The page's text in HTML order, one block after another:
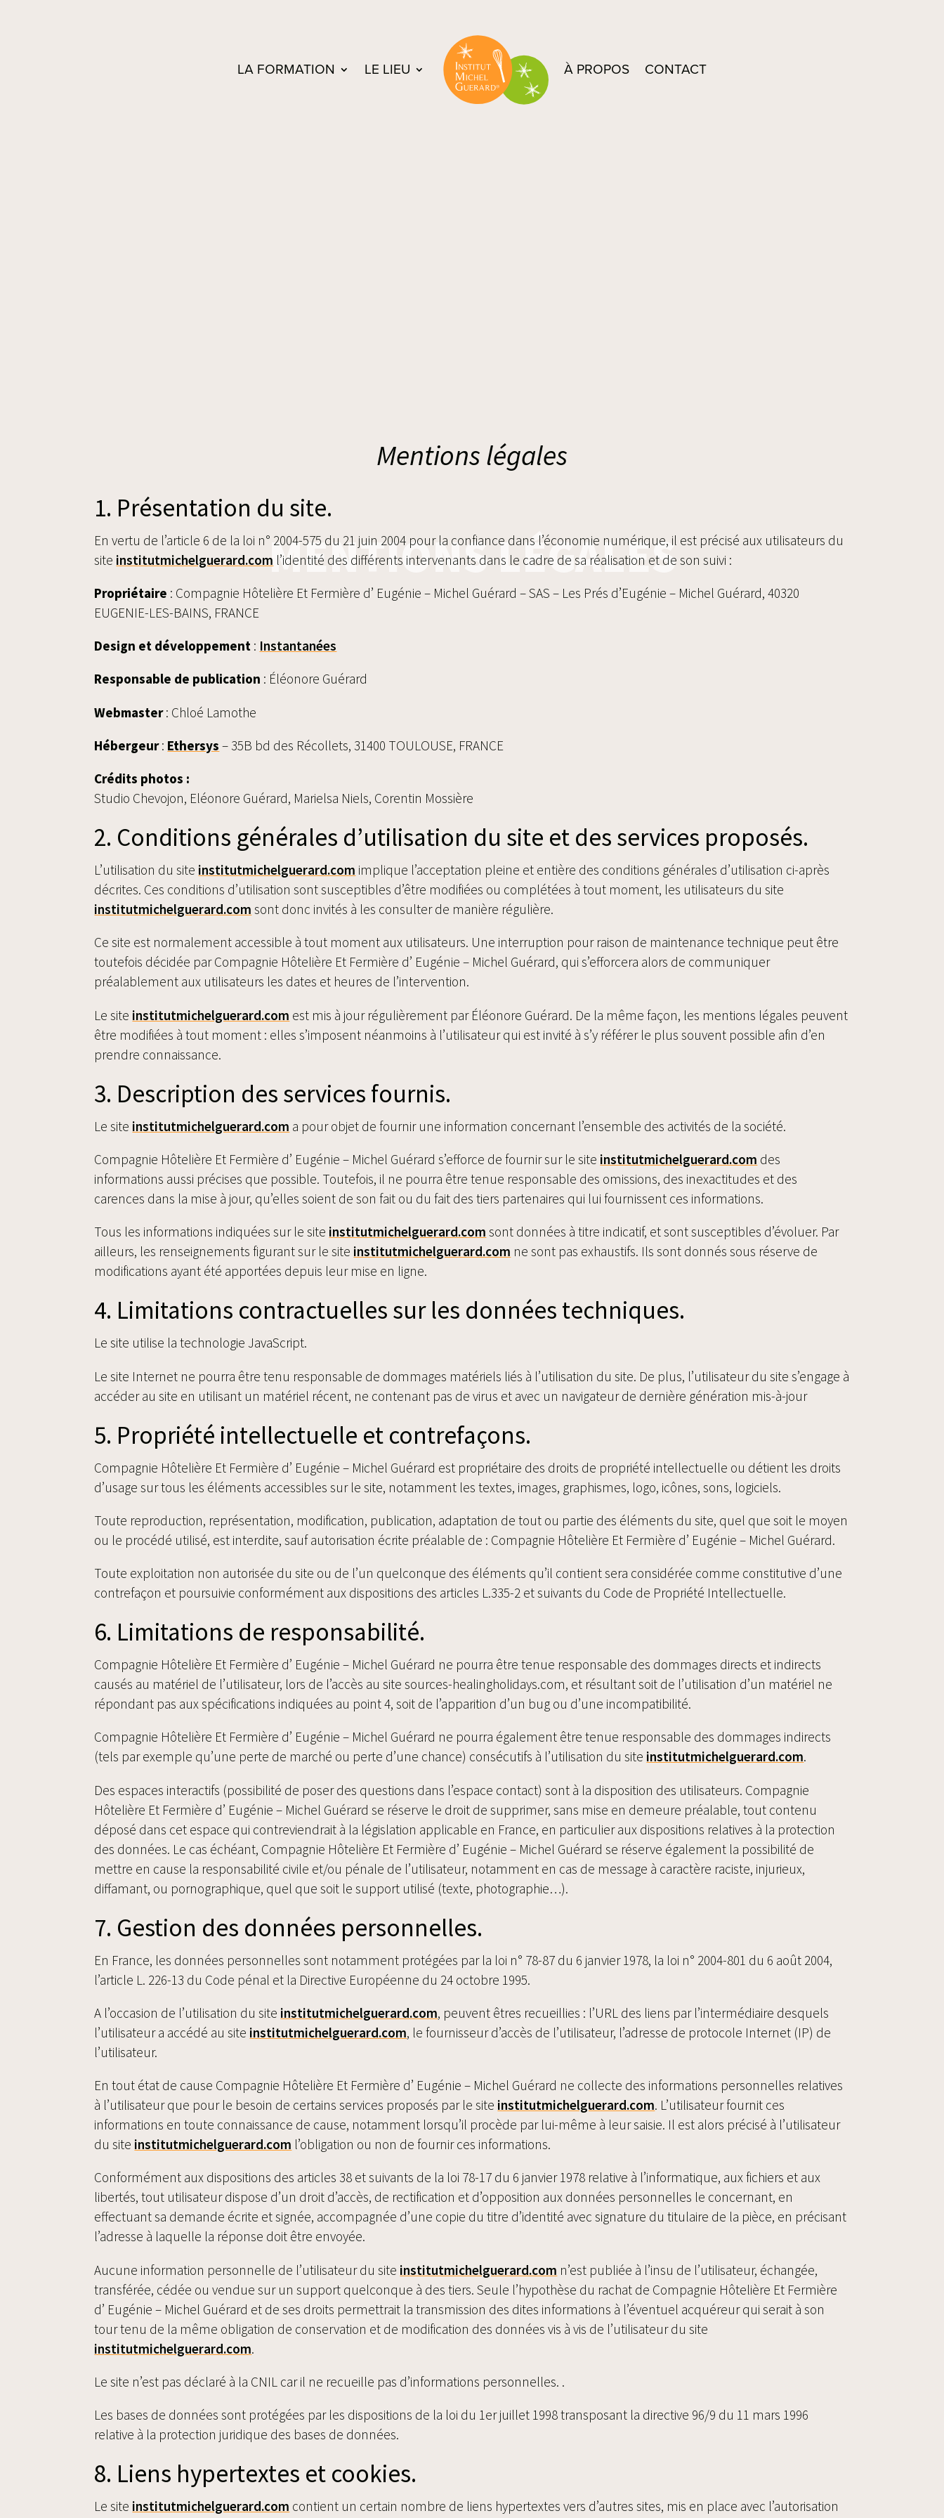
LA FORMATION LE LIEU À PROPOS CONTACT
MENTIONS LÉGALES
Mentions légales
1. Présentation du site.
En vertu de l’article 6 de la loi n° 2004-575 du 21 juin 2004 pour la confiance dans l’économie numérique, il est précisé aux utilisateurs du
site institutmichelguerard.com l’identité des différents intervenants dans le cadre de sa réalisation et de son suivi :
Propriétaire : Compagnie Hôtelière Et Fermière d’ Eugénie – Michel Guérard – SAS – Les Prés d’Eugénie – Michel Guérard, 40320
EUGENIE-LES-BAINS, FRANCE
Design et développement : Instantanées
Responsable de publication : Éléonore Guérard
Webmaster: Chloé Lamothe
Hébergeur: Ethersys – 35B bd des Récollets, 31400 TOULOUSE, FRANCE
Crédits photos :
Studio Chevojon, Eléonore Guérard, Marielsa Niels, Corentin Mossière
2. Conditions générales d’utilisation du site et des services proposés.
L’utilisation du site institutmichelguerard.com implique l’acceptation pleine et entière des conditions générales d’utilisation ci-après
décrites. Ces conditions d’utilisation sont susceptibles d’être modifiées ou complétées à tout moment, les utilisateurs du site
institutmichelguerard.com sont donc invités à les consulter de manière régulière.
Ce site est normalement accessible à tout moment aux utilisateurs. Une interruption pour raison de maintenance technique peut être
toutefois décidée par Compagnie Hôtelière Et Fermière d’ Eugénie – Michel Guérard, qui s’efforcera alors de communiquer
préalablement aux utilisateurs les dates et heures de l’intervention.
Le site institutmichelguerard.com est mis à jour régulièrement par Éléonore Guérard. De la même façon, les mentions légales peuvent
être modifiées à tout moment : elles s’imposent néanmoins à l’utilisateur qui est invité à s’y référer le plus souvent possible afin d’en
prendre connaissance.
3. Description des services fournis.
Le site institutmichelguerard.com a pour objet de fournir une information concernant l’ensemble des activités de la société.
Compagnie Hôtelière Et Fermière d’ Eugénie – Michel Guérard s’efforce de fournir sur le site institutmichelguerard.com des
informations aussi précises que possible. Toutefois, il ne pourra être tenue responsable des omissions, des inexactitudes et des
carences dans la mise à jour, qu’elles soient de son fait ou du fait des tiers partenaires qui lui fournissent ces informations.
Tous les informations indiquées sur le site institutmichelguerard.com sont données à titre indicatif, et sont susceptibles d’évoluer. Par
ailleurs, les renseignements figurant sur le site institutmichelguerard.com ne sont pas exhaustifs. Ils sont donnés sous réserve de
modifications ayant été apportées depuis leur mise en ligne.
4. Limitations contractuelles sur les données techniques.
Le site utilise la technologie JavaScript.
Le site Internet ne pourra être tenu responsable de dommages matériels liés à l’utilisation du site. De plus, l’utilisateur du site s’engage à
accéder au site en utilisant un matériel récent, ne contenant pas de virus et avec un navigateur de dernière génération mis-à-jour
5. Propriété intellectuelle et contrefaçons.
Compagnie Hôtelière Et Fermière d’ Eugénie – Michel Guérard est propriétaire des droits de propriété intellectuelle ou détient les droits
d’usage sur tous les éléments accessibles sur le site, notamment les textes, images, graphismes, logo, icônes, sons, logiciels.
Toute reproduction, représentation, modification, publication, adaptation de tout ou partie des éléments du site, quel que soit le moyen
ou le procédé utilisé, est interdite, sauf autorisation écrite préalable de : Compagnie Hôtelière Et Fermière d’ Eugénie – Michel Guérard.
Toute exploitation non autorisée du site ou de l’un quelconque des éléments qu’il contient sera considérée comme constitutive d’une
contrefaçon et poursuivie conformément aux dispositions des articles L.335-2 et suivants du Code de Propriété Intellectuelle.
6. Limitations de responsabilité.
Compagnie Hôtelière Et Fermière d’ Eugénie – Michel Guérard ne pourra être tenue responsable des dommages directs et indirects
causés au matériel de l’utilisateur, lors de l’accès au site sources-healingholidays.com, et résultant soit de l’utilisation d’un matériel ne
répondant pas aux spécifications indiquées au point 4, soit de l’apparition d’un bug ou d’une incompatibilité.
Compagnie Hôtelière Et Fermière d’ Eugénie – Michel Guérard ne pourra également être tenue responsable des dommages indirects
(tels par exemple qu’une perte de marché ou perte d’une chance) consécutifs à l’utilisation du site institutmichelguerard.com.
Des espaces interactifs (possibilité de poser des questions dans l’espace contact) sont à la disposition des utilisateurs. Compagnie
Hôtelière Et Fermière d’ Eugénie – Michel Guérard se réserve le droit de supprimer, sans mise en demeure préalable, tout contenu
déposé dans cet espace qui contreviendrait à la législation applicable en France, en particulier aux dispositions relatives à la protection
des données. Le cas échéant, Compagnie Hôtelière Et Fermière d’ Eugénie – Michel Guérard se réserve également la possibilité de
mettre en cause la responsabilité civile et/ou pénale de l’utilisateur, notamment en cas de message à caractère raciste, injurieux,
diffamant, ou pornographique, quel que soit le support utilisé (texte, photographie…).
7. Gestion des données personnelles.
En France, les données personnelles sont notamment protégées par la loi n° 78-87 du 6 janvier 1978, la loi n° 2004-801 du 6 août 2004,
l’article L. 226-13 du Code pénal et la Directive Européenne du 24 octobre 1995.
A l’occasion de l’utilisation du site institutmichelguerard.com, peuvent êtres recueillies : l’URL des liens par l’intermédiaire desquels
l’utilisateur a accédé au site institutmichelguerard.com, le fournisseur d’accès de l’utilisateur, l’adresse de protocole Internet (IP) de
l’utilisateur.
En tout état de cause Compagnie Hôtelière Et Fermière d’ Eugénie – Michel Guérard ne collecte des informations personnelles relatives
à l’utilisateur que pour le besoin de certains services proposés par le site institutmichelguerard.com. L’utilisateur fournit ces
informations en toute connaissance de cause, notamment lorsqu’il procède par lui-même à leur saisie. Il est alors précisé à l’utilisateur
du site institutmichelguerard.com l’obligation ou non de fournir ces informations.
Conformément aux dispositions des articles 38 et suivants de la loi 78-17 du 6 janvier 1978 relative à l’informatique, aux fichiers et aux
libertés, tout utilisateur dispose d’un droit d’accès, de rectification et d’opposition aux données personnelles le concernant, en
effectuant sa demande écrite et signée, accompagnée d’une copie du titre d’identité avec signature du titulaire de la pièce, en précisant
l’adresse à laquelle la réponse doit être envoyée.
Aucune information personnelle de l’utilisateur du site institutmichelguerard.com n’est publiée à l’insu de l’utilisateur, échangée,
transférée, cédée ou vendue sur un support quelconque à des tiers. Seule l’hypothèse du rachat de Compagnie Hôtelière Et Fermière
d’ Eugénie – Michel Guérard et de ses droits permettrait la transmission des dites informations à l’éventuel acquéreur qui serait à son
tour tenu de la même obligation de conservation et de modification des données vis à vis de l’utilisateur du site
institutmichelguerard.com.
Le site n’est pas déclaré à la CNIL car il ne recueille pas d’informations personnelles. .
Les bases de données sont protégées par les dispositions de la loi du 1er juillet 1998 transposant la directive 96/9 du 11 mars 1996
relative à la protection juridique des bases de données.
8. Liens hypertextes et cookies.
Le site institutmichelguerard.com contient un certain nombre de liens hypertextes vers d’autres sites, mis en place avec l’autorisation